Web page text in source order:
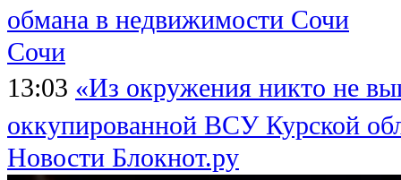
обмана в недвижимости Сочи
Сочи
13:03 «Из окружения никто не
оккупированной ВСУ Курской
Новости Блокнот.ру